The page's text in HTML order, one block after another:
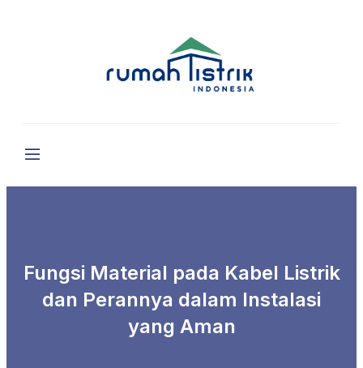
Fungsi Material pada Kabel Listrik
dan Perannya dalam Instalasi
yang Aman